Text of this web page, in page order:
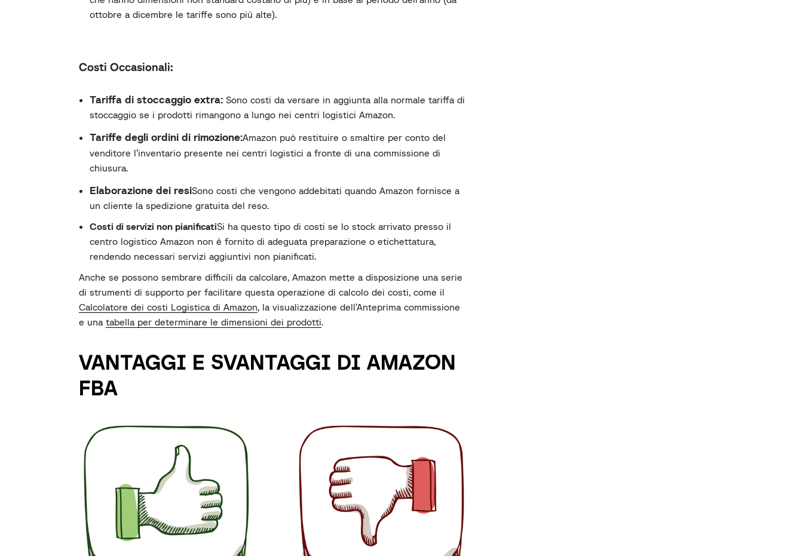
ottobre a dicembre le tariffe sono più alte).
Costi Occasionali:
Tariffa di stoccaggio extra: Sono costi da versare in aggiunta alla normale tariffa di
stoccaggio se i prodotti rimangono a lungo nei centri logistici Amazon.
Tariffe degli ordini di rimozione:Amazon può restituire o smaltire per conto del
venditore l’inventario presente nei centri logistici a fronte di una commissione di
chiusura.
Elaborazione dei resiSono costi che vengono addebitati quando Amazon fornisce a
un cliente la spedizione gratuita del reso.
Costi di servizi non pianificatiSi ha questo tipo di costi se lo stock arrivato presso il
centro logistico Amazon non è fornito di adeguata preparazione o etichettatura,
rendendo necessari servizi aggiuntivi non pianificati.
Anche se possono sembrare difficili da calcolare, Amazon mette a disposizione una serie
di strumenti di supporto per facilitare questa operazione di calcolo dei costi, come il
Calcolatore dei costi Logistica di Amazon, la visualizzazione dell’Anteprima commissione
e una tabella per determinare le dimensioni dei prodotti.
VANTAGGI E SVANTAGGI DI AMAZON
FBA